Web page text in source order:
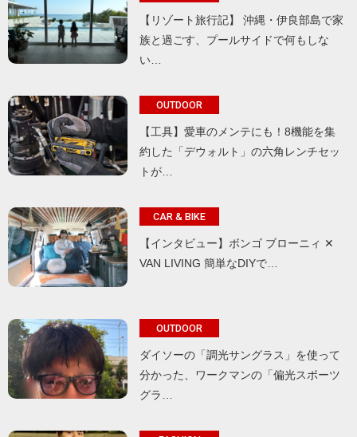
【リゾート旅行記】 沖縄・伊良部島で家
族と過ごす、プールサイドで何もしな
い…
OUTDOOR
【工具】愛車のメンテにも！8機能を集
約した「デウォルト」の六角レンチセッ
トが…
CAR & BIKE
【インタビュー】ボンゴ ブローニィ ✕
VAN LIVING 簡単なDIYで…
OUTDOOR
ダイソーの「調光サングラス」を使って
分かった、ワークマンの「偏光スポーツ
グラ…